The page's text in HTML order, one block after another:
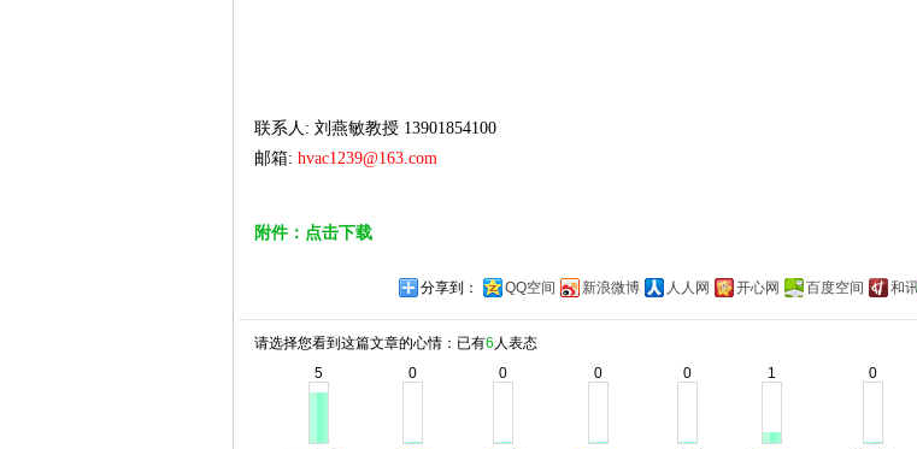
联系人 : 刘燕敏教授13901854100
邮箱: hvac1239@163.com
附件：点击下载
分享到： QQ空间 新浪微博 人人网 开心网 百度空间 和
请选择您看到这篇文章的心情：已有6 人表态
5
0 0 0 0 1 0